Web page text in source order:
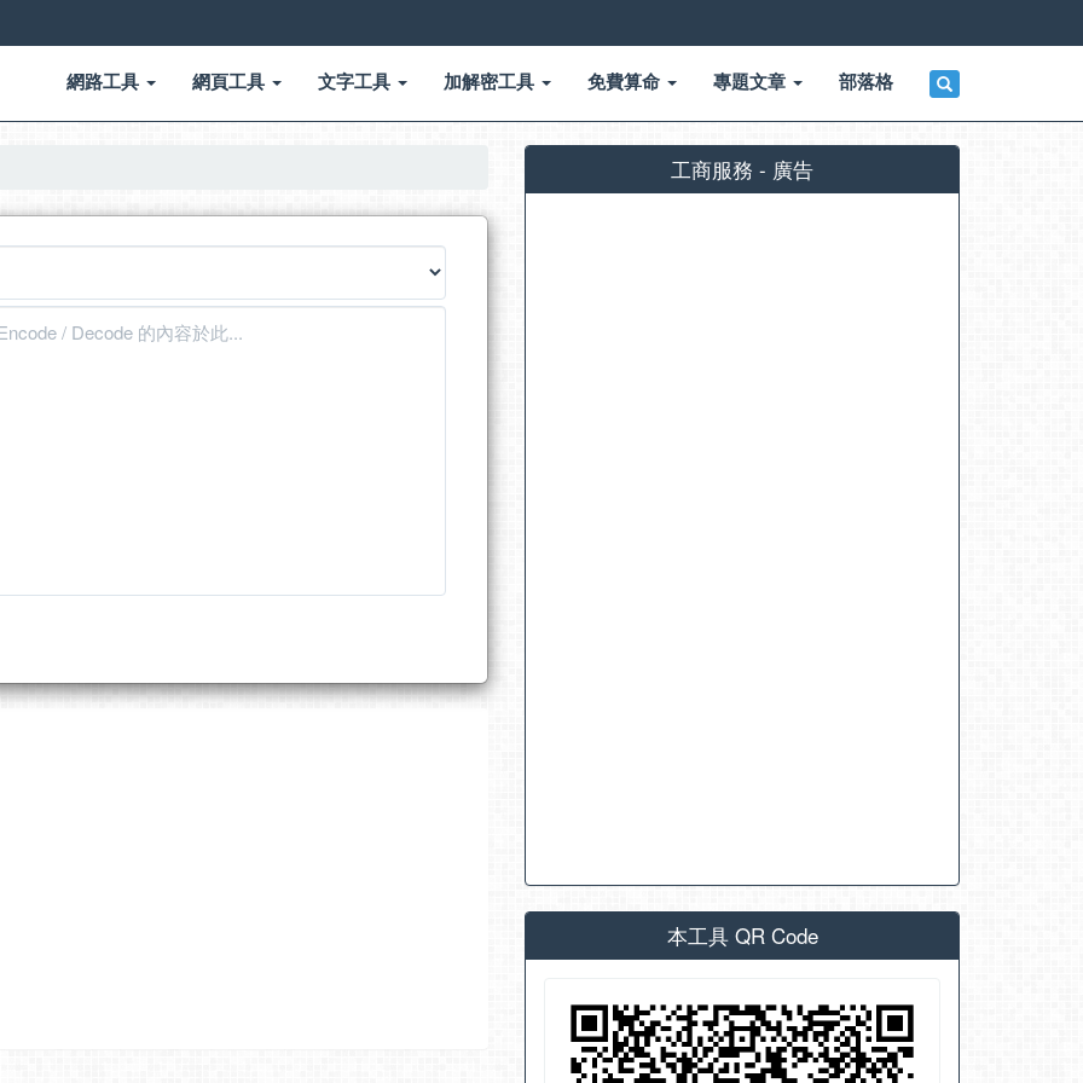
網路工具 網頁工具 文字工具 加解密工具 免費算命 專題文章 部落格
工商服務 - 廣告
本工具 QR Code